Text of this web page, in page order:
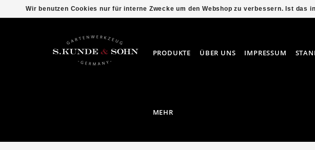
PRODUKTE ÜBER UNS IMPRESSUM
MEHR
Wir benutzen Cookies nur für interne Zwecke um den Webshop zu verbessern. Ist das